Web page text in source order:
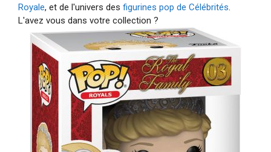
Royale, et de l'univers des figurines pop de Célébrités.
L'avez vous dans votre collection ?